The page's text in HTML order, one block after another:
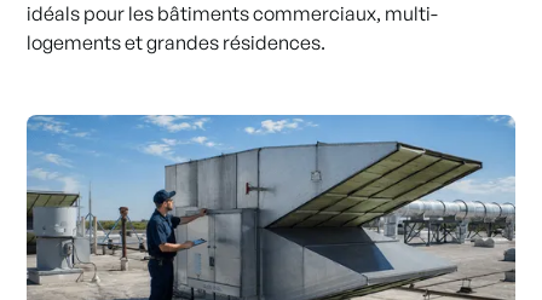
idéals pour les bâtiments commerciaux, multi-
logements et grandes résidences.